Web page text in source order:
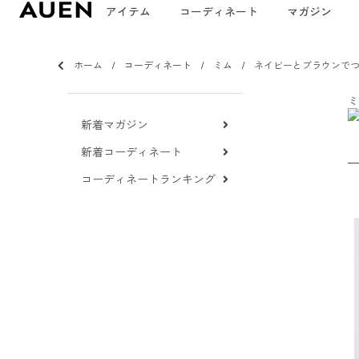
アイテム コーディネート マガジン
ホーム コーディネート ミム ネイビーとブラウンで
新着マガジン
新着コーディネート
コーディネートランキング